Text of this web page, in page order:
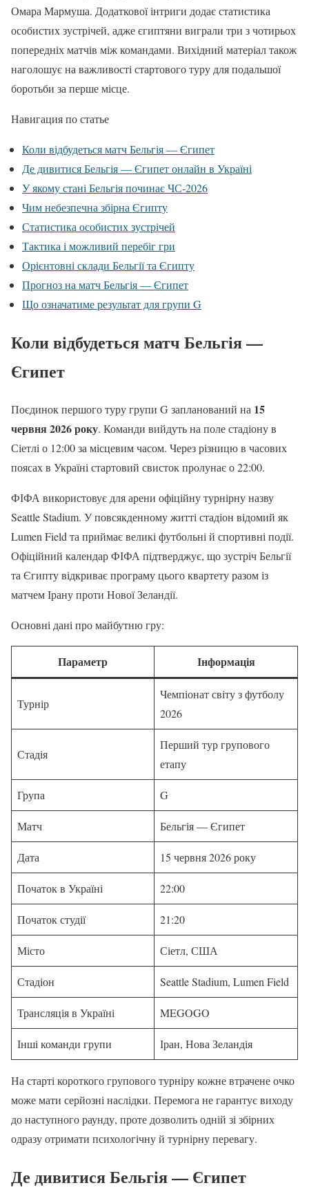
Омара Мармуша. Додаткової інтриги додає статистика
особистих зустрічей, адже єгиптяни виграли три з чотирьох
попередніх матчів між командами. Вихідний матеріал також
наголошує на важливості стартового туру для подальшої
боротьби за перше місце.
Навигация по статье
Коли відбудеться матч Бельгія — Єгипет
Де дивитися Бельгія — Єгипет онлайн в Україні
У якому стані Бельгія починає ЧС-2026
Чим небезпечна збірна Єгипту
Статистика особистих зустрічей
Тактика і можливий перебіг гри
Орієнтовні склади Бельгії та Єгипту
Прогноз на матч Бельгія — Єгипет
Що означатиме результат для групи G
Коли відбудеться матч Бельгія —
Єгипет
Поєдинок першого туру групи G запланований на 15
червня 2026 року. Команди вийдуть на поле стадіону в
Сіетлі о 12:00 за місцевим часом. Через різницю в часових
поясах в Україні стартовий свисток пролунає о 22:00.
ФІФА використовує для арени офіційну турнірну назву
Seattle Stadium. У повсякденному житті стадіон відомий як
Lumen Field та приймає великі футбольні й спортивні події.
Офіційний календар ФІФА підтверджує, що зустріч Бельгії
та Єгипту відкриває програму цього квартету разом із
матчем Ірану проти Нової Зеландії.
Основні дані про майбутню гру:
Параметр Інформація
Турнір
Чемпіонат світу з футболу
2026
Стадія
Перший тур групового
етапу
Група G
Матч Бельгія — Єгипет
Дата 15 червня 2026 року
Початок в Україні 22:00
Початок студії 21:20
Місто Сіетл, США
Стадіон Seattle Stadium, Lumen Field
Трансляція в Україні MEGOGO
Інші команди групи Іран, Нова Зеландія
На старті короткого групового турніру кожне втрачене очко
може мати серйозні наслідки. Перемога не гарантує виходу
до наступного раунду, проте дозволить одній зі збірних
одразу отримати психологічну й турнірну перевагу.
Де дивитися Бельгія — Єгипет